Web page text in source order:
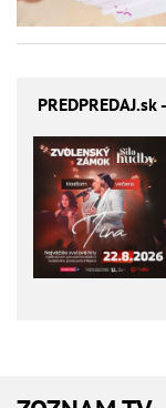
PREDPREDAJ.sk